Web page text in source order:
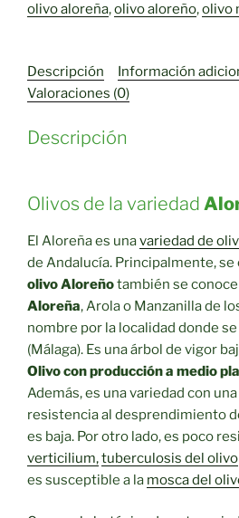
olivo aloreña,olivo aloreño,olivo
Descripción
Información
Valoraciones (0)
Descripción
Olivos de la variedad
El Aloreña es unavariedad de
de Andalucía. Principalmente, se
olivo Aloreñotambién se
Aloreña, Arola o Manzanilla de
nombre por la localidad donde
(Málaga). Es una árbol de vigor
Olivo con producción a medio
Además, es una variedad con
resistencia al desprendimiento
es baja. Por otro lado, es poco
verticilium,tuberculosis del olivo
es susceptible a la mosca del